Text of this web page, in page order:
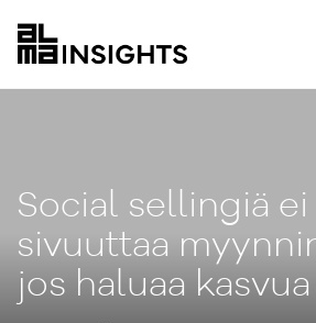
Social sellingiä ei
sivuuttaa
jos haluaa kasvua